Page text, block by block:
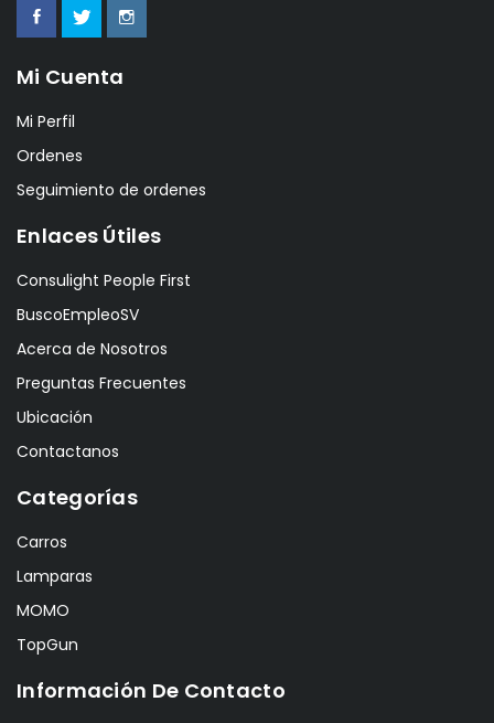
Mi Cuenta
Mi Perfil
Ordenes
Seguimiento de ordenes
Enlaces Útiles
Consulight People First
BuscoEmpleoSV
Acerca de Nosotros
Preguntas Frecuentes
Ubicación
Contactanos
Categorías
Carros
Lamparas
MOMO
TopGun
Información De Contacto